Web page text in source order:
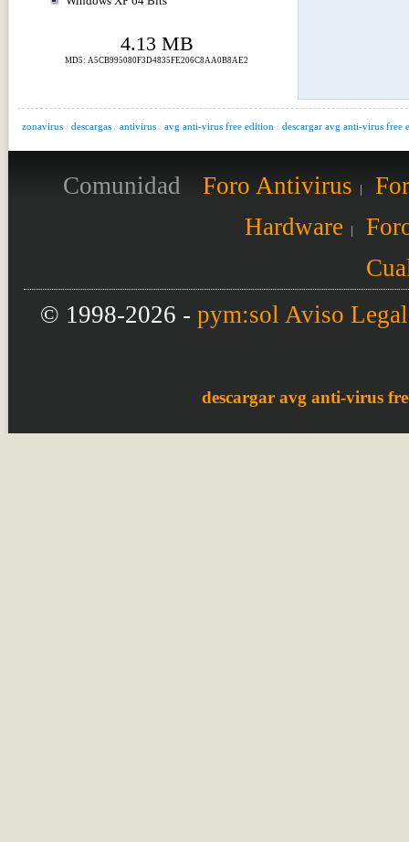
4.13 MB
MD5: A5CB995080F3D4835FE206C8AA0B8AE2
zonavirus / descargas / antivirus / avg anti-virus free edition / descargar avg anti-virus free
Comunidad Foro Antivirus
Hardware
© 1998-2026 - pym:sol Aviso Legal
descargar avg anti-virus